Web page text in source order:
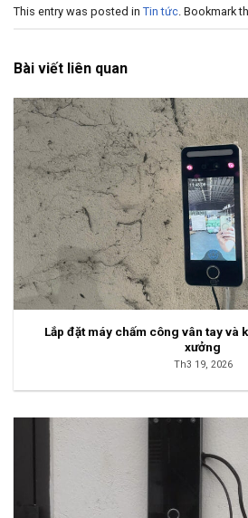
This entry was posted in Tin tức. Bookmark
Bài viết liên quan
Lắp đặt máy chấm công vân tay và
xưởng
Th3 19, 2026